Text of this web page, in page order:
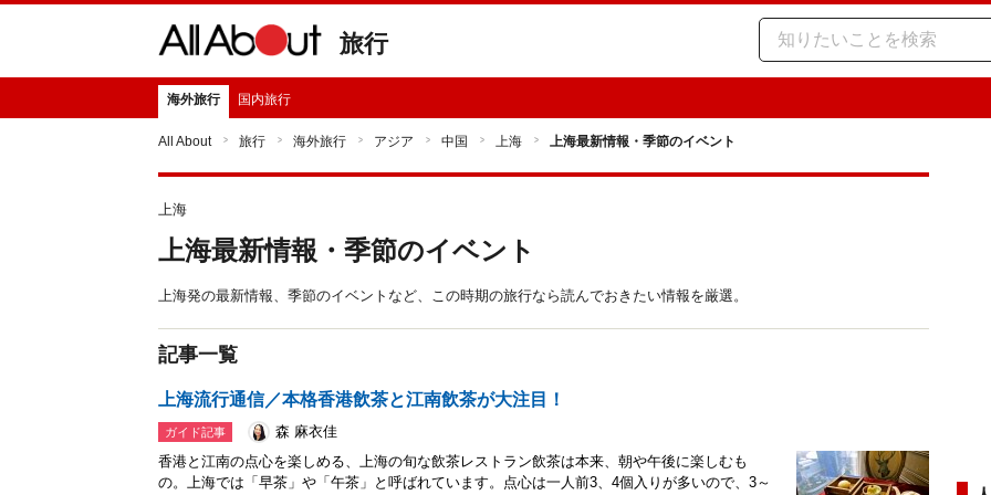
旅行
海外旅行 国内旅行
All About 旅行 海外旅行 アジア 中国 上海 上海最新情報・季節のイベント
上海
上海最新情報・季節のイベント
上海発の最新情報、季節のイベントなど、この時期の旅行なら読んでおきたい情報を厳選。
記事一覧
上海流行通信／本格香港飲茶と江南飲茶が大注目！
ガイド記事
森 麻衣佳
香港と江南の点心を楽しめる、上海の旬な飲茶レストラン飲茶は本来、朝や午後に楽しむも
の。上海では「早茶」や「午茶」と呼ばれています。点心は一人前3、4個入りが多いので、3～